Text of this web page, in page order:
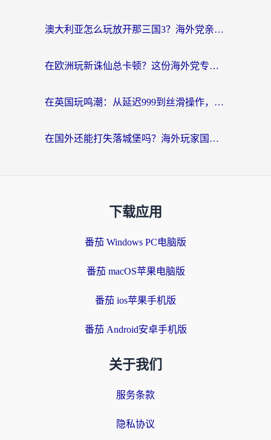
澳大利亚怎么玩放开那三国3？海外党亲测有效的国服游戏加速指南
在欧洲玩新诛仙总卡顿？这份海外党专属加速器指南帮你解决延迟难题
在英国玩鸣潮：从延迟999到丝滑操作，我是怎么做到的？
在国外还能打失落城堡吗？海外玩家国服游戏加速终极指南（附北美玩online加速器下载技巧）
下载应用
番茄 Windows PC电脑版
番茄 macOS苹果电脑版
番茄 ios苹果手机版
番茄 Android安卓手机版
关于我们
服务条款
隐私协议